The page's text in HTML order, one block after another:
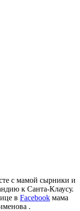
с мамой сырники и
к Санта-Клаусу.
в Facebook мама
.